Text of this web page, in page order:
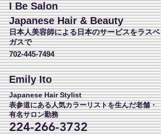
I Be Salon
Japanese Hair & Beauty
日本人美容師による日本のサービスをラスベ
ガスで
702-445-7494
Emily Ito
Japanese Hair Stylist
表参道にある人気カラーリストを生んだ老舗・
有名サロン勤務
224-266-3732